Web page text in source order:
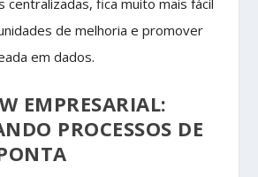
de melhoria e promover
em dados.
EMPRESARIAL:
PROCESSOS DE